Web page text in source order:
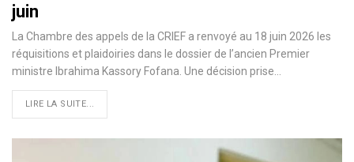
juin
La Chambre des appels de la CRIEF a renvoyé au 18 juin 2026 les
réquisitions et plaidoiries dans le dossier de l’ancien Premier
ministre Ibrahima Kassory Fofana. Une décision prise…
LIRE LA SUITE...